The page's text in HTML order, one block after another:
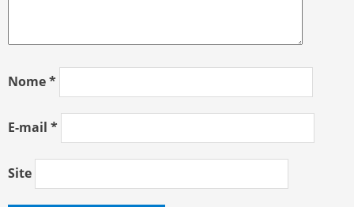
Nome*
E-mail *
Site